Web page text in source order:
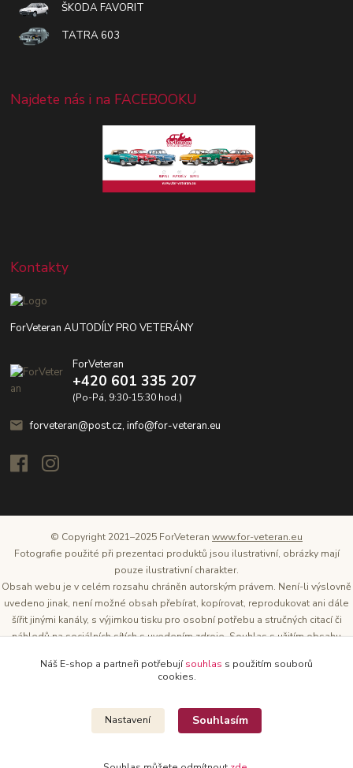
ŠKODA FAVORIT
TATRA 603
Najdete nás i na FACEBOOKU
Kontakty
ForVeteran AUTODÍLY PRO VETERÁNY
ForVeteran
+420 601 335 207
(Po-Pá, 9:30-15:30 hod.)
forveteran@post.cz, info@for-veteran.eu
© Copyright 2021–2025 ForVeteran www.for-veteran.eu
Fotografie použité při prezentaci produktů jsou ilustrativní, obrázky mají
pouze ilustrativní charakter.
Obsah webu je v celém rozsahu chráněn autorským právem. Není-li výslovně
uvedeno jinak, není možné obsah přebírat, kopírovat, reprodukovat ani dále
šířit jinými kanály, s výjimkou tisku pro osobní potřebu a stručných citací či
náhledů na sociálních sítích s uvedením zdroje. Souhlas s užitím obsahu
těchto webových stránek je Tomáš Oršel.
Náš E-shop a partneři potřebujísouhlas s použitím souborů
cookies.
Nastavení Souhlasím